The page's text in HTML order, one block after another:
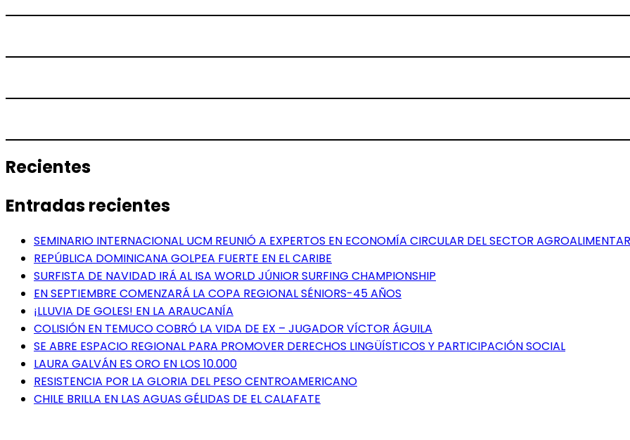
Recientes
Entradas recientes
SEMINARIO INTERNACIONAL UCM REUNIÓ A EXPERTOS EN ECONOMÍA CIRCULAR DEL SECTOR
REPÚBLICA DOMINICANA GOLPEA FUERTE EN EL CARIBE
SURFISTA DE NAVIDAD IRÁ AL ISA WORLD JÚNIOR SURFING CHAMPIONSHIP
EN SEPTIEMBRE COMENZARÁ LA COPA REGIONAL SÉNIORS-45 AÑOS
¡LLUVIA DE GOLES! EN LA ARAUCANÍA
COLISIÓN EN TEMUCO COBRÓ LA VIDA DE EX – JUGADOR VÍCTOR ÁGUILA
SE ABRE ESPACIO REGIONAL PARA PROMOVER DERECHOS LINGÜÍSTICOS Y PARTICIPACIÓN SOCIAL
LAURA GALVÁN ES ORO EN LOS 10.000
RESISTENCIA POR LA GLORIA DEL PESO CENTROAMERICANO
CHILE BRILLA EN LAS AGUAS GÉLIDAS DE EL CALAFATE